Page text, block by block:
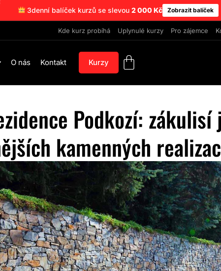
3denní balíček kurzů se slevou2 000 Kč Zobrazit balíček
Kde kurz probíhá Uplynulé kurzy Pro zájemce
O nás Kontakt Kurzy
Podkozí: zákulisí
kamenných